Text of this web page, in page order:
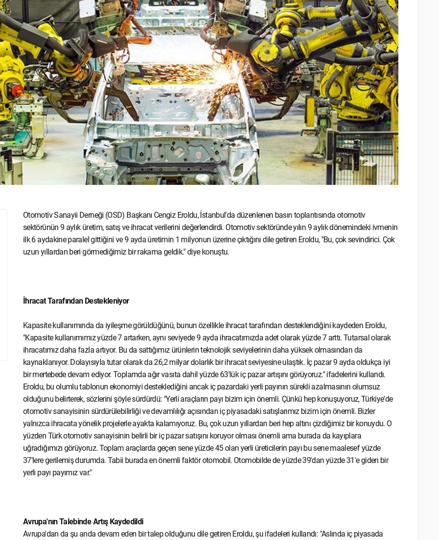
Otomotiv Sanayii Derneği (OSD) Başkanı Cengiz Eroldu, İstanbul'da düzenlenen basın toplantısında otomotiv
sektörünün 9 aylık üretim, satış ve ihracat verilerini değerlendirdi. Otomotiv sektöründe yılın 9 aylık dönemindeki ivmenin
ilk 6 aydakine paralel gittiğini ve 9 ayda üretimin 1 milyonun üzerine çıktığını dile getiren Eroldu, "Bu, çok sevindirici. Çok
uzun yıllardan beri görmediğimiz bir rakama geldik." diye konuştu.
İhracat Tarafından Destekleniyor
Kapasite kullanımında da iyileşme görüldüğünü, bunun özellikle ihracat tarafından desteklendiğini kaydeden Eroldu,
"Kapasite kullanımımız yüzde 7 artarken, aynı seviyede 9 ayda ihracatımızda adet olarak yüzde 7 arttı. Tutarsal olarak
ihracatımız daha fazla artıyor. Bu da sattığımız ürünlerin teknolojik seviyelerinin daha yüksek olmasından da
kaynaklanıyor. Dolayısıyla tutar olarak da 26,2 milyar dolarlık bir ihracat seviyesine ulaştık. İç pazar 9 ayda oldukça iyi
bir mertebede devam ediyor. Toplamda ağır vasıta dahil yüzde 63'lük iç pazar artışını görüyoruz." ifadelerini kullandı.
Eroldu, bu olumlu tablonun ekonomiyi desteklediğini ancak iç pazardaki yerli payının sürekli azalmasının olumsuz
olduğunu belirterek, sözlerini şöyle sürdürdü: "Yerli araçların payı bizim için önemli. Çünkü hep konuşuyoruz, Türkiye'de
otomotiv sanayisinin sürdürülebilirliği ve devamlılığı açısından iç piyasadaki satışlarımız bizim için önemli. Bizler
yalnızca ihracata yönelik projelerle ayakta kalamıyoruz. Bu, çok uzun yıllardan beri hep altını çizdiğimiz bir konuydu. O
yüzden Türk otomotiv sanayisinin belirli bir iç pazar satışını koruyor olması önemli ama burada da kayıplara
uğradığımızı görüyoruz. Toplam araçlarda geçen sene yüzde 45 olan yerli üreticilerin payı bu sene maalesef yüzde
37'lere gerilemiş durumda. Tabii burada en önemli faktör otomobil. Otomobilde de yüzde 39'dan yüzde 31'e giden bir
yerli payı payımız var."
Avrupa'nın Talebinde Artış Kaydedildi
Avrupa'dan da şu anda devam eden bir talep olduğunu dile getiren Eroldu, şu ifadeleri kullandı: "Aslında iç piyasada